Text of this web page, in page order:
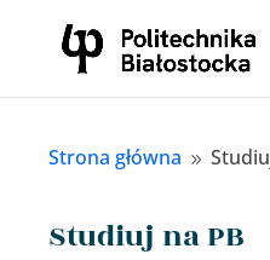
Strona główna 9
Studiuj na PB